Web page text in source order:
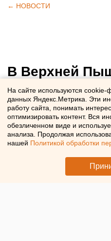
← НОВОСТИ
В Верхней
открылась
поликлиника
Клиника «УГМК-Здоровье»
поликлинику в Верхней
На сайте используются
данных Яндекс.Метрика. Эти
работу сайта, понимать
оптимизировать контент. Вся
обезличенном виде и
анализа. Продолжая
нашей Политикой обработки